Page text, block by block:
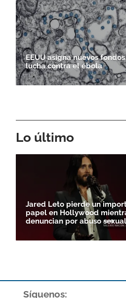
EEUU asigna nuevos
lucha contra el ébola
Lo último
Jared Leto pierde un
papel en Hollywood
denuncian por abuso sexual
Síguenos: